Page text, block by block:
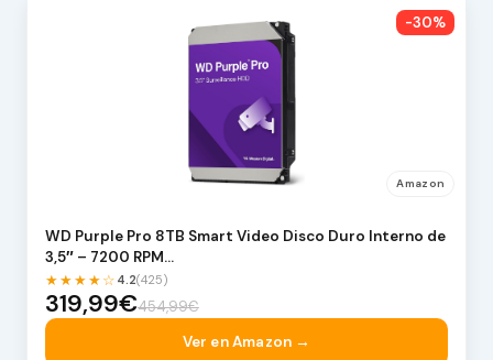
-30%
Amazon
WD Purple Pro 8TB Smart Video Disco Duro Interno de
3,5″ – 7200 RPM…
★★★★☆ 4.2(425)
319,99€454,99€
Ver en Amazon →